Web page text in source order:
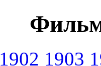
1902 1903